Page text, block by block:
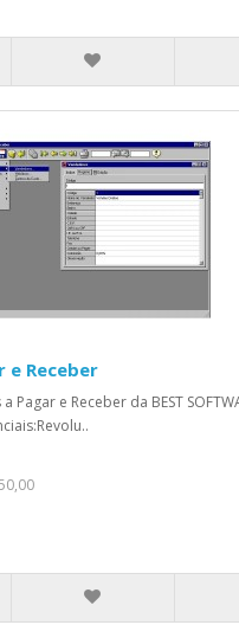
e Receber
Pagar e Receber da BEST